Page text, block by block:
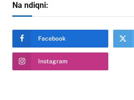
Na ndiqni:
Facebook
Instagram